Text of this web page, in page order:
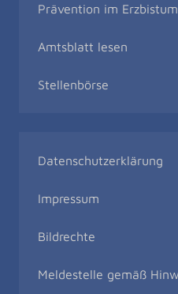
Prävention im
Amtsblatt lesen
Stellenbörse
Datenschutzerklärung
Impressum
Bildrechte
Meldestelle gemäß